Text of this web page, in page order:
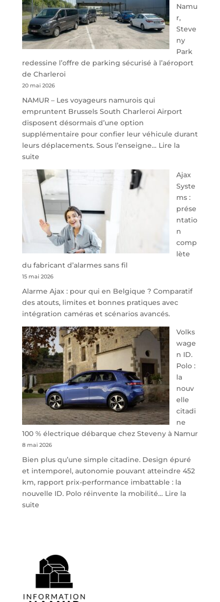
Namu
r,
Steve
ny
Park
redessine l’offre de parking sécurisé à l’aéroport
de Charleroi
20 mai 2026
NAMUR – Les voyageurs namurois qui
empruntent Brussels South Charleroi Airport
disposent désormais d’une option
supplémentaire pour confier leur véhicule durant
leurs déplacements. Sous l’enseigne… Lire la
suite:
40
minutes
de
Namur,
Steveny
Park
redessine
de
parking
sécurisé
à
l’aéroport
de
Charleroi
Ajax
Syste
ms :
prése
ntatio
n
comp
lète
du fabricant d’alarmes sans fil
15 mai 2026
Alarme Ajax : pour qui en Belgique ? Comparatif
des atouts, limites et bonnes pratiques avec
intégration caméras et scénarios avancés.
Volks
wage
n ID.
Polo :
la
nouv
elle
citadi
ne
100 % électrique débarque chez Steveny à Namur
8 mai 2026
Bien plus qu’une simple citadine. Design épuré
et intemporel, autonomie pouvant atteindre 452
km, rapport prix-performance imbattable : la
nouvelle ID. Polo réinvente la mobilité… Lire la
suite:
la
nouvelle
citadine
100